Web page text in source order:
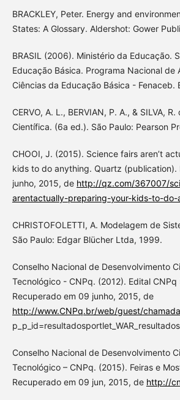
BRACKLEY, Peter. Energy and
States: A Glossary. Aldershot: Gower
BRASIL (2006). Ministério da Educação.
Educação Básica. Programa Nacional de
Ciências da Educação Básica - Fenaceb.
CERVO, A. L., BERVIAN, P. A., & SILVA,
Científica. (6a ed.). São Paulo: Pearson
CHOOI, J. (2015). Science fairs aren’t
kids to do anything. Quartz (publication).
junho, 2015, de http://qz.com/367007/
arentactually-preparing-your-kids-to-do-
CHRISTOFOLETTI, A. Modelagem de
São Paulo: Edgar Blücher Ltda, 1999.
Conselho Nacional de Desenvolvimento
Tecnológico - CNPq. (2012). Edital CNPq
Recuperado em 09 junho, 2015, de
http://www.CNPq.br/web/guest/
Conselho Nacional de Desenvolvimento
Tecnológico – CNPq. (2015). Feiras e
Recuperado em 09 jun, 2015, de http://